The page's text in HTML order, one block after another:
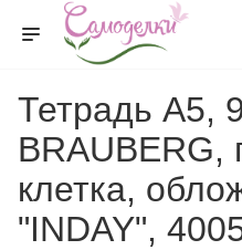
Тетрадь А5,
BRAUBERG,
клетка,
"INDAY",